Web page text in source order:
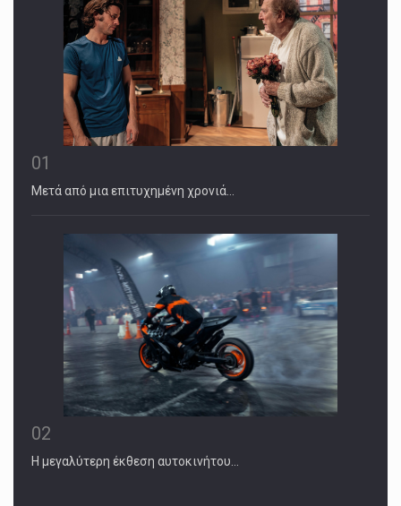
01
Μετά από μια επιτυχημένη χρονιά…
02
Η μεγαλύτερη έκθεση αυτοκινήτου…